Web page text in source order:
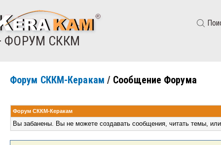
ФОРУМ СККМ
Форум СККМ-Керакам / Сообщение Форума
Форум СККМ-Керакам
Вы забанены. Вы не можете создавать сообщения, читать темы,